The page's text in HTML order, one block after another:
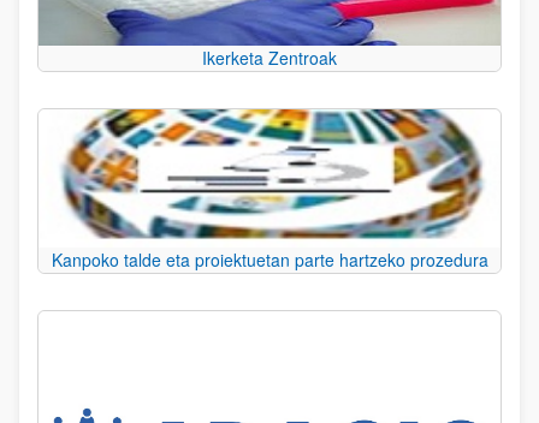
Ikerketa Zentroak
Kanpoko talde eta proiektuetan parte hartzeko prozedura